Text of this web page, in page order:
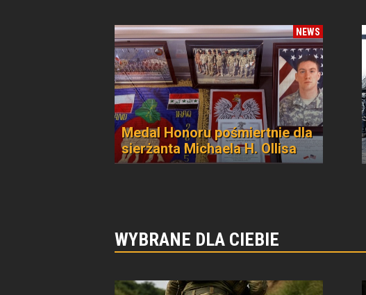
NEWS
Medal Honoru pośmiertnie dla
sierżanta Michaela H. Ollisa
WYBRANE DLA CIEBIE